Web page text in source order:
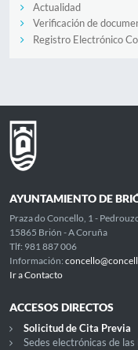
Actualidad
Verificación de
Registro Electrónico
AYUNTAMIENTO DE
Praza do Concello, 1 -
15865 Brión - A Coruña
Tlf: 981 887 006
Información:
Ir a Contacto
ACCESOS DIRECTOS
Solicitud de Cita Previa
Sedes electrónicas de